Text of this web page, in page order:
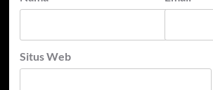
Situs Web